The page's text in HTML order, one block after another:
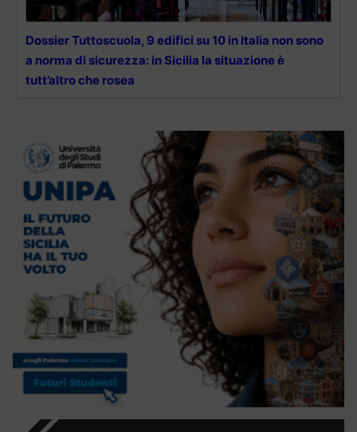
Dossier Tuttoscuola, 9 edifici su 10 in Italia non sono
a norma di sicurezza: in Sicilia la situazione è
tutt’altro che rosea